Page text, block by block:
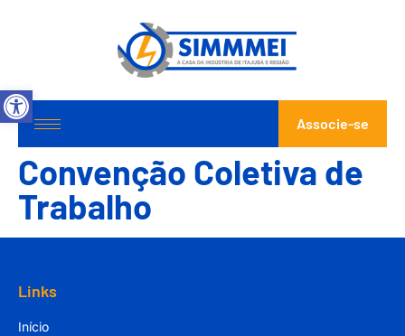
Abrir a barra de ferramentas
Associe-se
Convenção Coletiva de
Trabalho
Links
Início